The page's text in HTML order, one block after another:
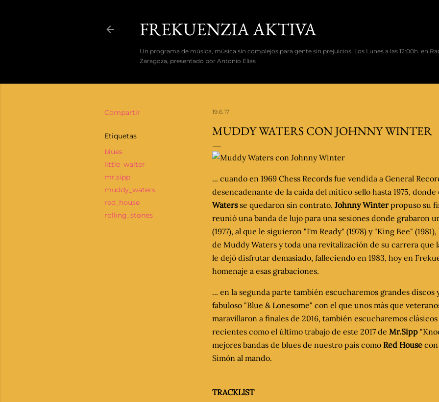
FREKUENZIA AKTIVA
Un programa de música, música sin complejos para gente sin prejuicios. Los Lunes a las 12:00h. en
Zaragoza, presentado por Antonio Elías
Compartir
Etiquetas
blues
little_walter
mr.sipp
muddy_waters
red_house
rolling_stones
19.6.17
MUDDY WATERS CON JOHNNY WINTER
... cuando en 1969 Chess Records fue vendida a General
desencadenante de la caída del mítico sello hasta 1975,
Watersse quedaron sin contrato, Johnny Winterpropuso su
reunió una banda de lujo para una sesiones donde grabaron
(1977), al que le siguieron "I'm Ready" (1978) y "King Bee"
de Muddy Waters y toda una revitalización de su carrera que
le dejó disfrutar demasiado, falleciendo en 1983, hoy en
homenaje a esas grabaciones.
... en la segunda parte también escucharemos grandes discos
fabuloso "Blue & Lonesome" con el que unos más que
maravillaron a finales de 2016, también escucharemos
recientes como el último trabajo de este 2017 de Mr.Sipp
mejores bandas de blues de nuestro país como Red Housecon
Simón al mando.
TRACKLIST